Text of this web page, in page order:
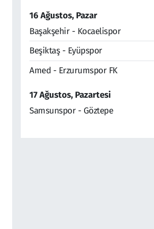
16 Ağustos, Pazar
Başakşehir - Kocaelispor
Beşiktaş - Eyüpspor
Amed - Erzurumspor FK
17 Ağustos, Pazartesi
Samsunspor - Göztepe